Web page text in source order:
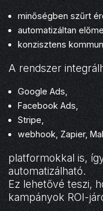
minőségben szűrt
automatizáltan
konzisztens
A rendszer
Google Ads,
Facebook Ads,
Stripe,
webhook, Zapier,
platformokkal is,
automatizálható.
Ez lehetővé teszi,
kampányok ROI-